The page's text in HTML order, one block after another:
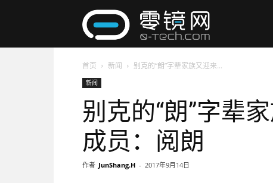
镜
网
首页 新闻 别克的“朗”字辈家族又迎来...
新闻
别克的“朗”字辈
成员：阅朗
作者 JunShang.H - 2017年9月14日